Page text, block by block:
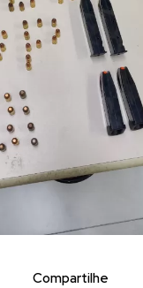
Compartilhe